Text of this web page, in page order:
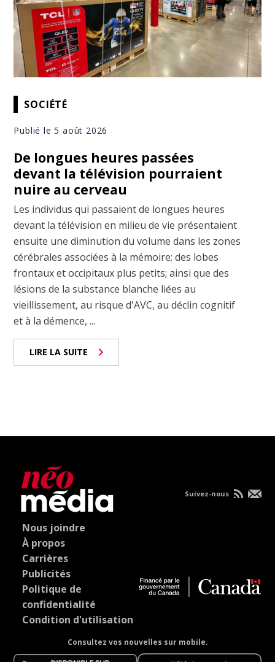
SOCIÉTÉ
Publié le 5 août 2026
De longues heures passées
devant la télévision pourraient
nuire au cerveau
Les individus qui passaient de longues heures
devant la télévision en milieu de vie présentaient
ensuite une diminution du volume dans les zones
cérébrales associées à la mémoire; des lobes
frontaux et occipitaux plus petits; ainsi que des
lésions de la substance blanche liées au
vieillissement, au risque d'AVC, au déclin cognitif
et à la démence, ...
LIRE LA SUITE
Nous joindre
À propos
Carrières
Publicités
Politique de
confidentialité
Condition d'utilisation
Consultez vos nouvelles sur mobile.
Suivez-nous